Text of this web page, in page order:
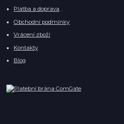
Platba a doprava
Obchodní podmínky
Vrácení zboží
Kontakty
Blog